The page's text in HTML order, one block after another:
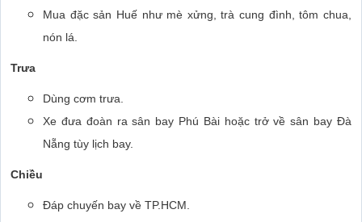
Mua đặc sản Huế như mè xửng, trà cung đình, tôm chua,
nón lá.
Trưa
Dùng cơm trưa.
Xe đưa đoàn ra sân bay Phú Bài hoặc trở về sân bay Đà
Nẵng tùy lịch bay.
Chiều
Đáp chuyến bay về TP.HCM.